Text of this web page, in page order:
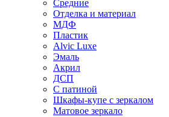
Средние
Отделка и материал
МДФ
Пластик
Alvic Luxe
Эмаль
Акрил
ДСП
С патиной
Шкафы-купе с зеркалом
Матовое зеркало